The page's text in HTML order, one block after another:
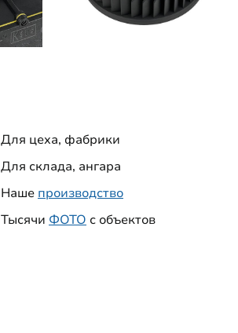
Для цеха, фабрики
Для склада, ангара
Наше производство
Тысячи ФОТО с объектов